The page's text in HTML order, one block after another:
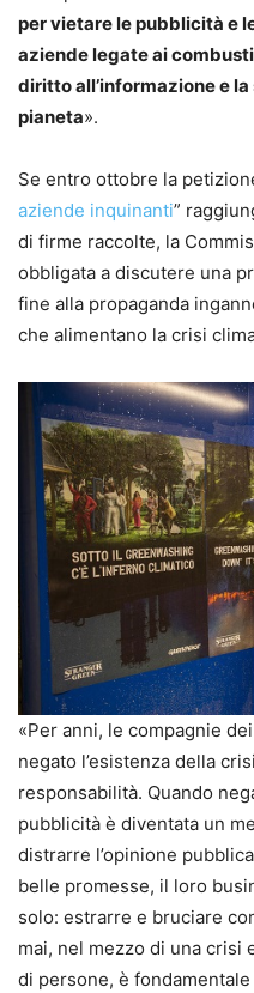
per vietare le pubblicità e
aziende legate ai
diritto all’informazione e
pianeta».
Se entro ottobre la
aziende inquinanti”
di firme raccolte, la
obbligata a discutere una
fine alla propaganda
che alimentano la crisi
«Per anni, le compagnie
negato l’esistenza della
responsabilità. Quando
pubblicità è diventata un
distrarre l’opinione
belle promesse, il loro
solo: estrarre e bruciare
mai, nel mezzo di una crisi
di persone, è